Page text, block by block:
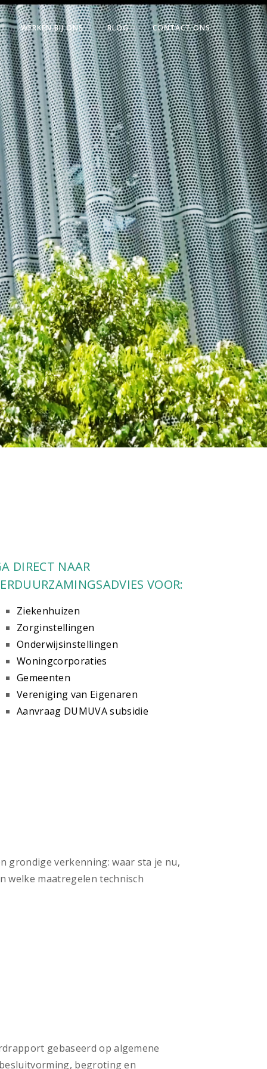
WERKEN BIJ ONS BLOG CONTACT ONS
DIRECT NAAR
VOOR:
Ziekenhuizen
Zorginstellingen
Onderwijsinstellingen
Woningcorporaties
Gemeenten
Vereniging van Eigenaren
Aanvraag DUMUVA subsidie
grondige verkenning: waar sta je nu,
welke maatregelen technisch
gebaseerd op algemene
begroting en